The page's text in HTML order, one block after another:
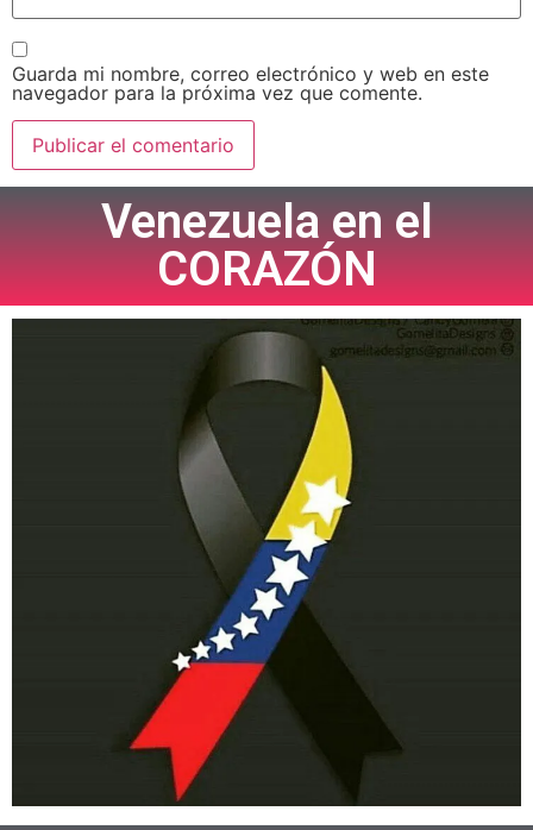
Guarda mi nombre, correo electrónico y web en este
navegador para la próxima vez que comente.
Venezuela en el
CORAZÓN